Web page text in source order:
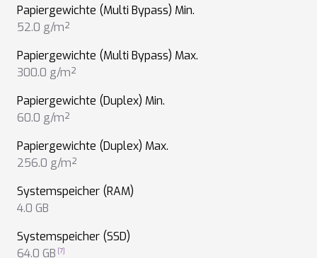
Papiergewichte (Multi Bypass) Min.
52.0 g/m²
Papiergewichte (Multi Bypass) Max.
300.0 g/m²
Papiergewichte (Duplex) Min.
60.0 g/m²
Papiergewichte (Duplex) Max.
256.0 g/m²
Systemspeicher (RAM)
4.0 GB
Systemspeicher (SSD)
64.0 GB